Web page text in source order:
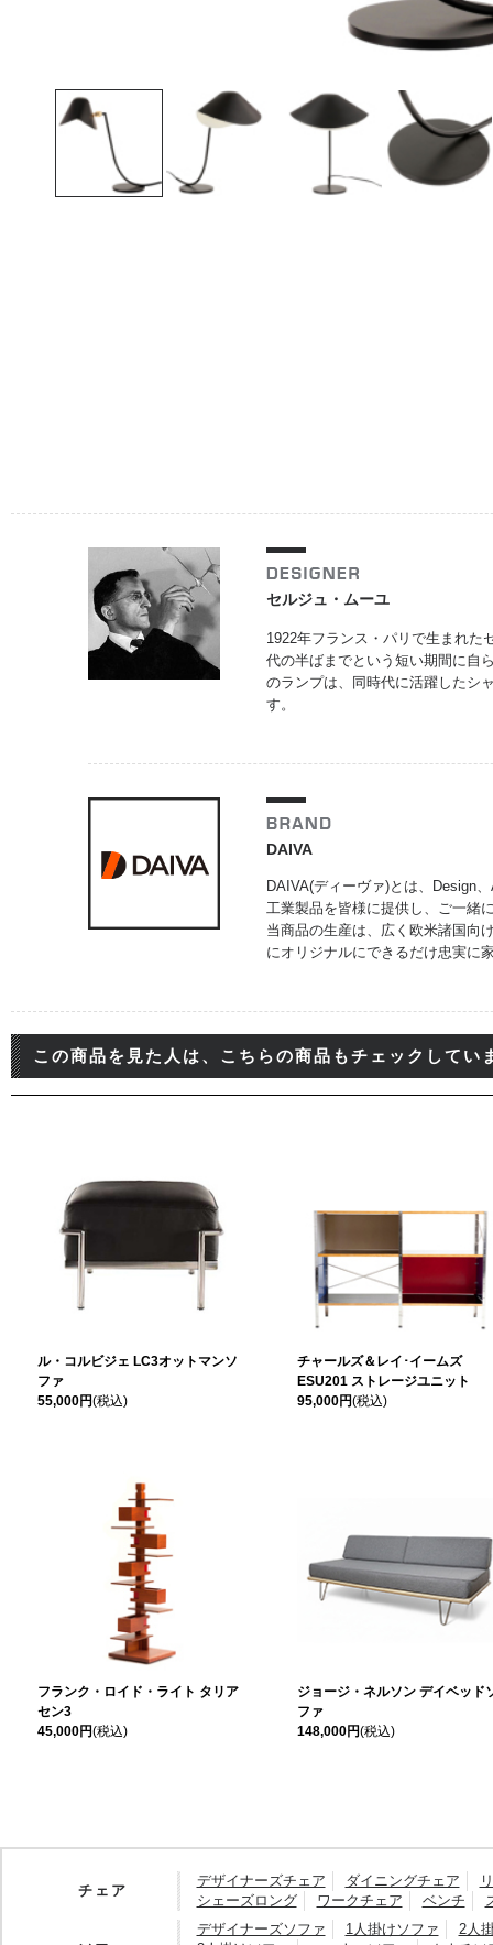
セルジュ・ムーユ
1922年フランス・パリで生まれた
代の半ばまでという短い期間に自
のランプは、同時代に活躍したシ
す。
DAIVA
DAIVA(ディーヴァ)とは、Design
工業製品を皆様に提供し、ご一緒
当商品の生産は、広く欧米諸国向
にオリジナルにできるだけ忠実に
この商品を見た人は、こちらの商品もチェックしてい
ル・コルビジェ LC3オットマンソ
ファ
55,000円(税込)
チャールズ＆レイ･イームズ
ESU201 ストレージユニット
95,000円(税込)
フランク・ロイド・ライト タリア
セン3
45,000円(税込)
ジョージ・ネルソン デイベッド
ファ
148,000円(税込)
チェア
デザイナーズチェア ダイニングチェア
シェーズロング
ワークチェア ベンチ
デザイナーズソファ 1人掛けソファ
2人